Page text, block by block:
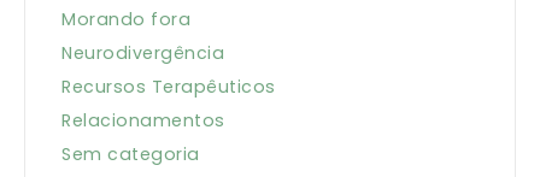
Morando fora
Neurodivergência
Recursos Terapêuticos
Relacionamentos
Sem categoria